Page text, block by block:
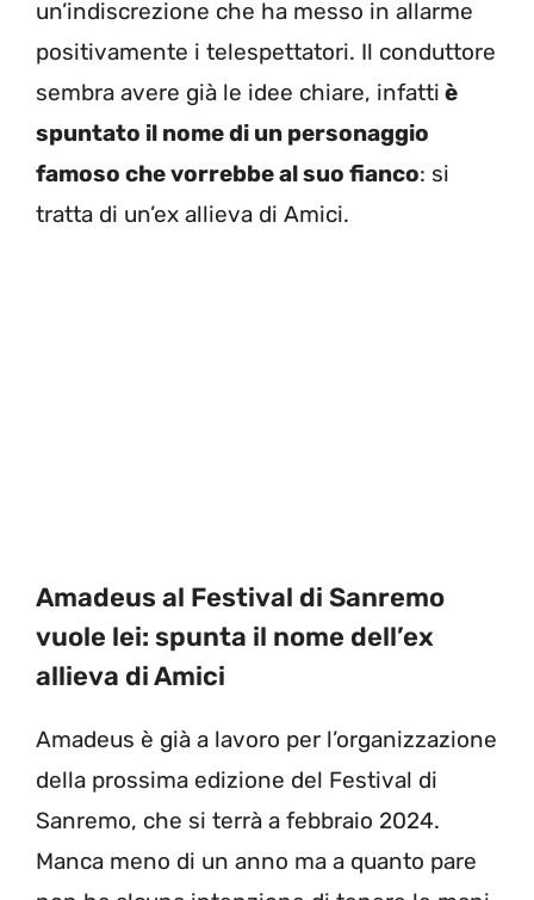
un’indiscrezione che ha messo in allarme
positivamente i telespettatori. Il conduttore
sembra avere già le idee chiare, infatti è
spuntato il nome di un personaggio
famoso che vorrebbe al suo fianco: si
tratta di un’ex allieva di Amici.
Amadeus al Festival di Sanremo
vuole lei: spunta il nome dell’ex
allieva di Amici
Amadeus è già a lavoro per l’organizzazione
della prossima edizione del Festival di
Sanremo, che si terrà a febbraio 2024.
Manca meno di un anno ma a quanto pare